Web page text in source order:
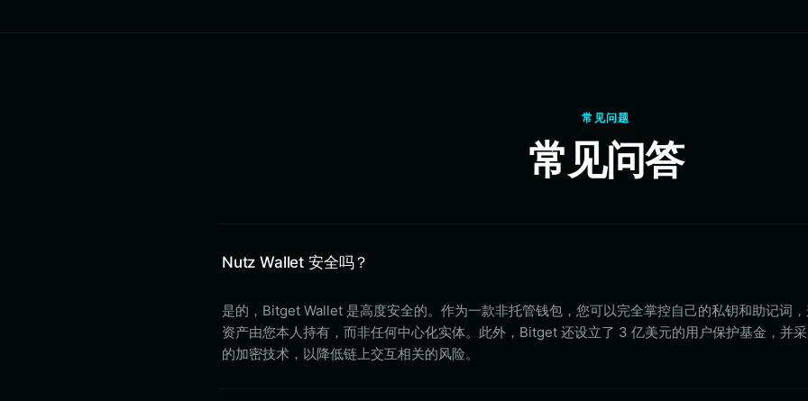
常见问题
常见问答
Nutz Wallet 安全吗？
是的，Bitget Wallet 是高度安全的。作为一款非托管钱包，您可以完全掌控自己的私钥和助记词
资产由您本人持有，而非任何中心化实体。此外，Bitget 还设立了 3 亿美元的用户保护基金，并
的加密技术，以降低链上交互相关的风险。